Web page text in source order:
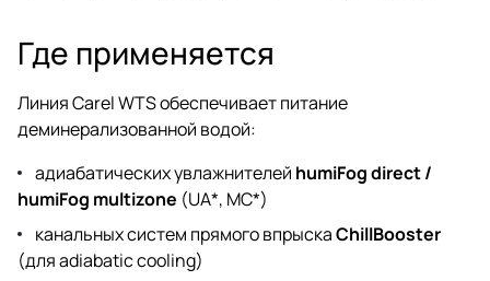
Где применяется
Линия Carel WTS обеспечивает питание
деминерализованной водой:
адиабатических увлажнителей humiFog direct /
humiFog multizone (UA*, MC*)
канальных систем прямого впрыскаChillBooster
(для adiabatic cooling)